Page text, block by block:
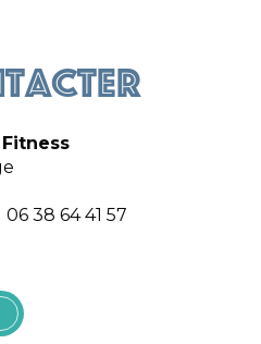
38 64 41 57